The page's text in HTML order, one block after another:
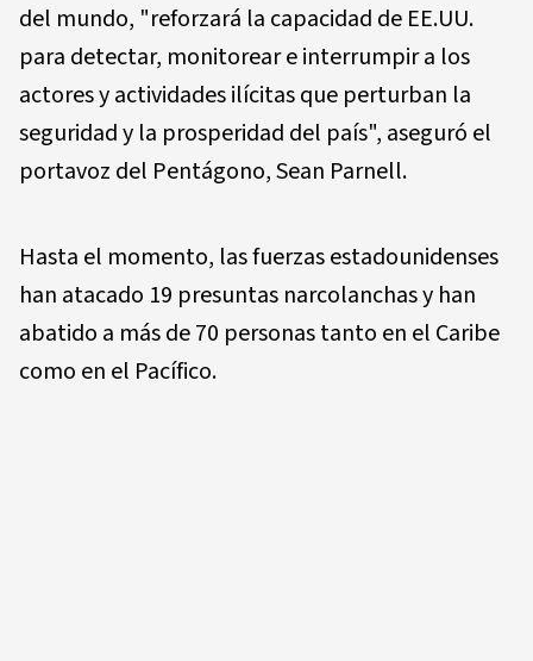
del mundo, "reforzará la capacidad de EE.UU.
para detectar, monitorear e interrumpir a los
actores y actividades ilícitas que perturban la
seguridad y la prosperidad del país", aseguró el
portavoz del Pentágono, Sean Parnell.
Hasta el momento, las fuerzas estadounidenses
han atacado 19 presuntas narcolanchas y han
abatido a más de 70 personas tanto en el Caribe
como en el Pacífico.